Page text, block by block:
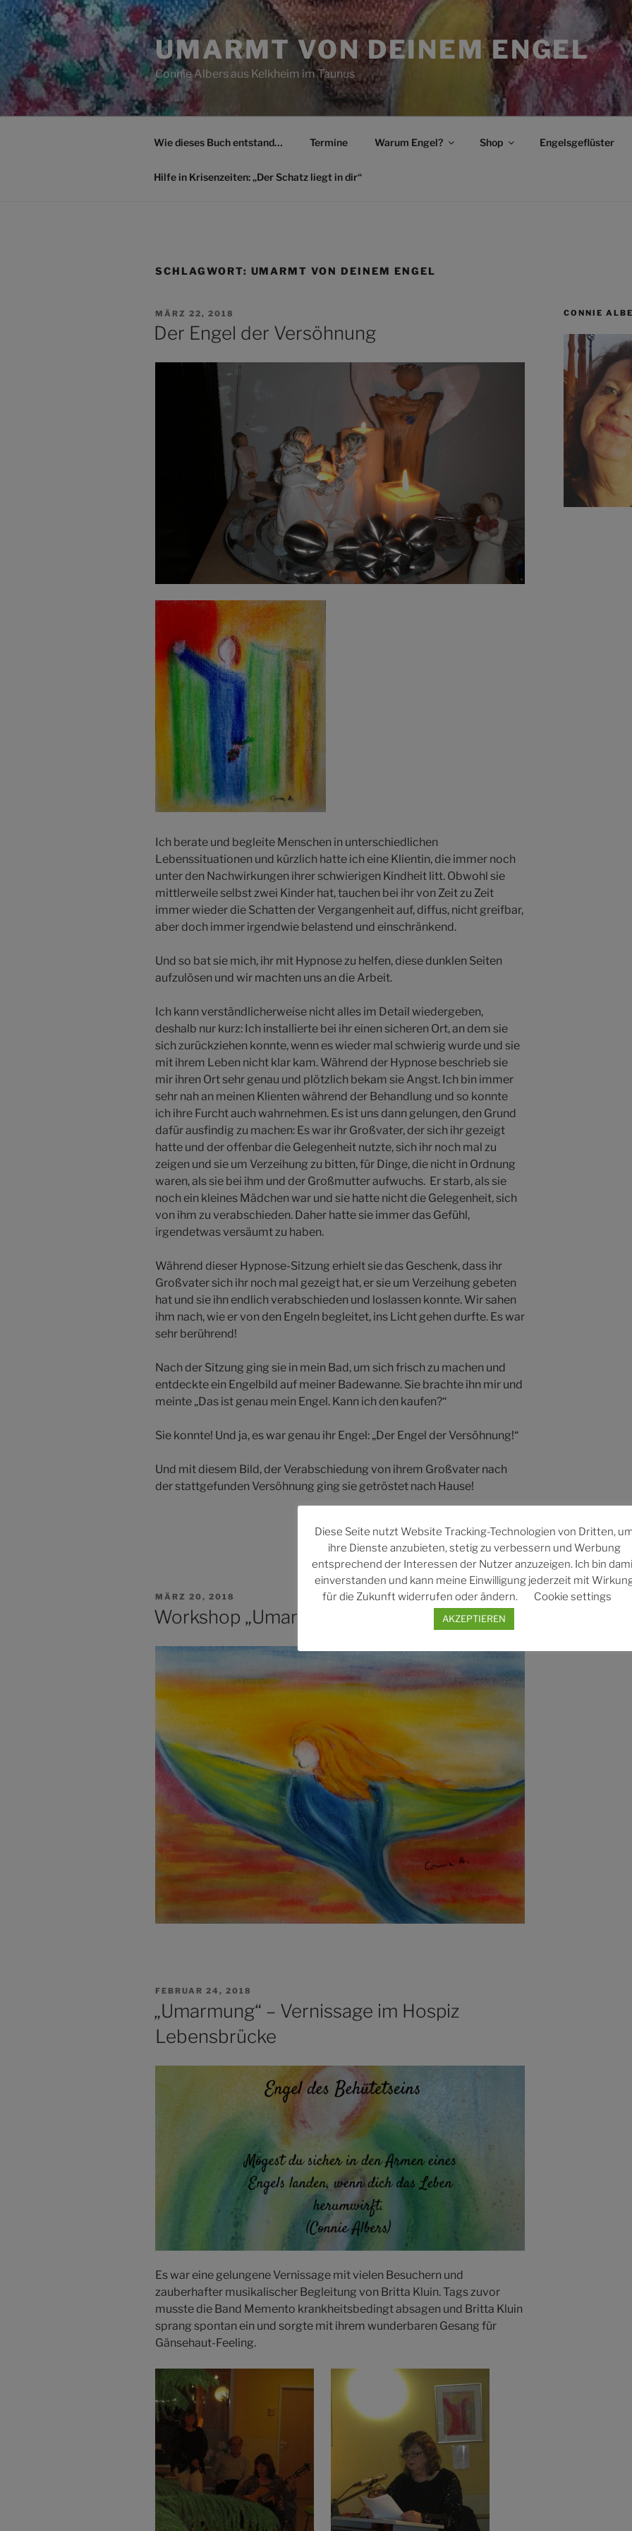
Zum
Inhalt
springen
UMARMT VON DEINEM ENGEL
Connie Albers aus Kelkheim im Taunus
Wie dieses Buch entstand… Termine Warum Engel? Shop Engelsgeflüster
Hilfe in Krisenzeiten: „Der Schatz liegt in dir“
SCHLAGWORT: UMARMT VON DEINEM ENGEL
VERÖFFENTLICHT
AM
MÄRZ 22, 2018
Der Engel der Versöhnung
Ich berate und begleite Menschen in unterschiedlichen
Lebenssituationen und kürzlich hatte ich eine Klientin, die immer noch
unter den Nachwirkungen ihrer schwierigen Kindheit litt. Obwohl sie
mittlerweile selbst zwei Kinder hat, tauchen bei ihr von Zeit zu Zeit
immer wieder die Schatten der Vergangenheit auf, diffus, nicht greifbar,
aber doch immer irgendwie belastend und einschränkend.
Und so bat sie mich, ihr mit Hypnose zu helfen, diese dunklen Seiten
aufzulösen und wir machten uns an die Arbeit.
Ich kann verständlicherweise nicht alles im Detail wiedergeben,
deshalb nur kurz: Ich installierte bei ihr einen sicheren Ort, an dem sie
sich zurückziehen konnte, wenn es wieder mal schwierig wurde und sie
mit ihrem Leben nicht klar kam. Während der Hypnose beschrieb sie
mir ihren Ort sehr genau und plötzlich bekam sie Angst. Ich bin immer
sehr nah an meinen Klienten während der Behandlung und so konnte
ich ihre Furcht auch wahrnehmen. Es ist uns dann gelungen, den Grund
dafür ausfindig zu machen: Es war ihr Großvater, der sich ihr gezeigt
hatte und der offenbar die Gelegenheit nutzte, sich ihr noch mal zu
zeigen und sie um Verzeihung zu bitten, für Dinge, die nicht in Ordnung
waren, als sie bei ihm und der Großmutter aufwuchs. Er starb, als sie
noch ein kleines Mädchen war und sie hatte nicht die Gelegenheit, sich
von ihm zu verabschieden. Daher hatte sie immer das Gefühl,
irgendetwas versäumt zu haben.
Während dieser Hypnose-Sitzung erhielt sie das Geschenk, dass ihr
Großvater sich ihr noch mal gezeigt hat, er sie um Verzeihung gebeten
hat und sie ihn endlich verabschieden und loslassen konnte. Wir sahen
ihm nach, wie er von den Engeln begleitet, ins Licht gehen durfte. Es war
sehr berührend!
Nach der Sitzung ging sie in mein Bad, um sich frisch zu machen und
entdeckte ein Engelbild auf meiner Badewanne. Sie brachte ihn mir und
meinte „Das ist genau mein Engel. Kann ich den kaufen?“
Sie konnte! Und ja, es war genau ihr Engel: „Der Engel der Versöhnung!“
Und mit diesem Bild, der Verabschiedung von ihrem Großvater nach
der stattgefunden Versöhnung ging sie getröstet nach Hause!
VERÖFFENTLICHT
AM
MÄRZ 20, 2018
Workshop „Umarmt von deinem Engel“
VERÖFFENTLICHT
AM
FEBRUAR 24, 2018
„Umarmung“ – Vernissage im Hospiz
Lebensbrücke
Es war eine gelungene Vernissage mit vielen Besuchern und
zauberhafter musikalischer Begleitung von Britta Kluin. Tags zuvor
musste die Band Memento krankheitsbedingt absagen und Britta Kluin
sprang spontan ein und sorgte mit ihrem wunderbaren Gesang für
Gänsehaut-Feeling.
CONNIE
Diese Seite nutzt Website Tracking-Technologien von Dritten,
ihre Dienste anzubieten, stetig zu verbessern und Werbung
entsprechend der Interessen der Nutzer anzuzeigen. Ich bin
einverstanden und kann meine Einwilligung jederzeit mit
für die Zukunft widerrufen oder ändern.
Cookie settings
AKZEPTIEREN